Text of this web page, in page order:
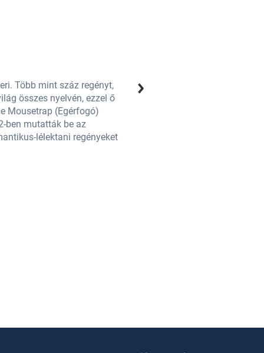
Több mint száz regényt,
összes nyelvén, ezzel ő
Mousetrap (Egérfogó)
ben mutatták be az
lélektani regényeket
(1890‒1976) angol írónő, „a